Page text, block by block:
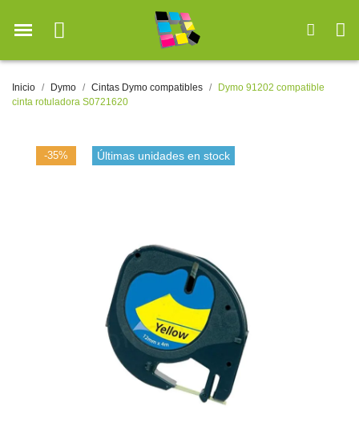
Inicio Dymo Cintas Dymo compatibles
Dymo 91202 compatible
cinta rotuladora S0721620
-35% Últimas unidades en stock